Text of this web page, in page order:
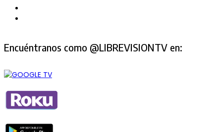
Encuéntranos como @LIBREVISIONTV en: